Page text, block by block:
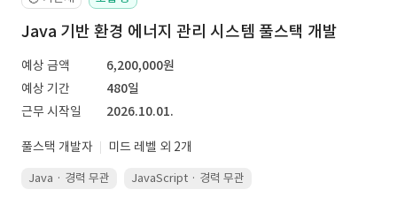
Java 기반 환경 에너지 관리 시스템 풀스택 개발
예상 금액
6,200,000원
예상 기간
480일
근무 시작일
2026.10.01.
풀스택 개발자 미드 레벨 외 2개
Java · 경력 무관 JavaScript · 경력 무관